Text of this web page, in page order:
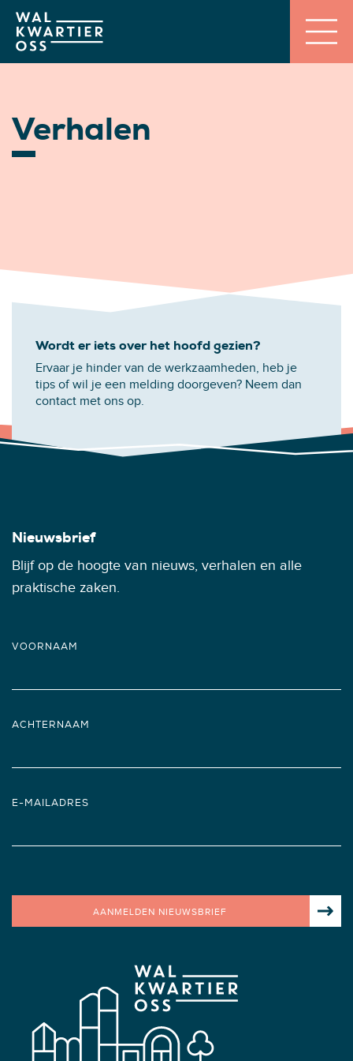
Verhalen
Wordt er iets over het hoofd gezien?
Ervaar je hinder van de werkzaamheden, heb je
tips of wil je een melding doorgeven? Neem dan
contact met ons op.
Nieuwsbrief
Blijf op de hoogte van nieuws, verhalen en alle
praktische zaken.
VOORNAAM
ACHTERNAAM
E-MAILADRES
AANMELDEN NIEUWSBRIEF